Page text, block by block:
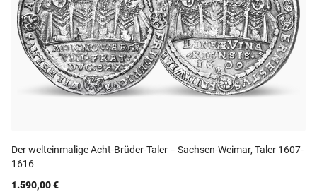
Der welteinmalige Acht-Brüder-Taler − Sachsen-Weimar, Taler 1607-
1616
1.590,00 €